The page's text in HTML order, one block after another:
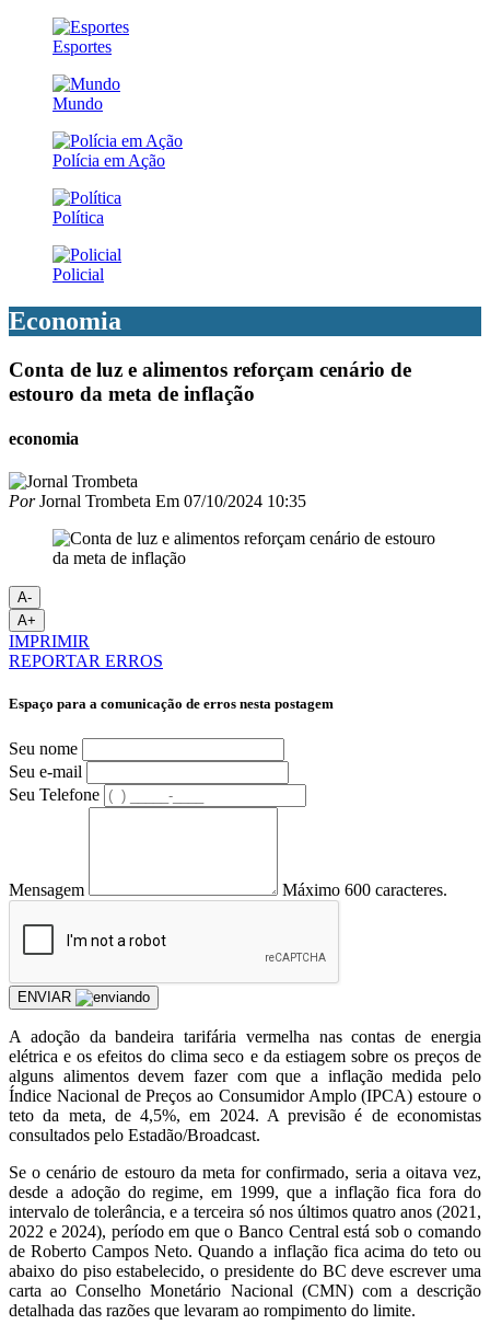
Esportes
Mundo
Polícia em Ação
Política
Policial
Economia
Conta de luz e alimentos reforçam cenário de
estouro da meta de inflação
economia
PorJornal Trombeta Em 07/10/2024 10:35
A-
A+
IMPRIMIR
REPORTAR ERROS
Espaço para a comunicação de erros nesta postagem
Seu nome
Seu e-mail
Seu Telefone
Mensagem Máximo 600 caracteres.
ENVIAR
A adoção da bandeira tarifária vermelha nas contas de energia
elétrica e os efeitos do clima seco e da estiagem sobre os preços de
alguns alimentos devem fazer com que a inflação medida pelo
Índice Nacional de Preços ao Consumidor Amplo (IPCA) estoure o
teto da meta, de 4,5%, em 2024. A previsão é de economistas
consultados pelo Estadão/Broadcast.
Se o cenário de estouro da meta for confirmado, seria a oitava vez,
desde a adoção do regime, em 1999, que a inflação fica fora do
intervalo de tolerância, e a terceira só nos últimos quatro anos (2021,
2022 e 2024), período em que o Banco Central está sob o comando
de Roberto Campos Neto. Quando a inflação fica acima do teto ou
abaixo do piso estabelecido, o presidente do BC deve escrever uma
carta ao Conselho Monetário Nacional (CMN) com a descrição
detalhada das razões que levaram ao rompimento do limite.